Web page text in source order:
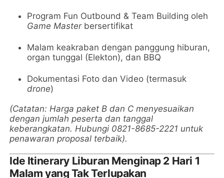
Program Fun Outbound & Team Building oleh
Game Masterbersertifikat
Malam keakraban dengan panggung hiburan,
organ tunggal (Elekton), dan BBQ
Dokumentasi Foto dan Video (termasuk
drone)
(Catatan: Harga paket B dan C menyesuaikan
dengan jumlah peserta dan tanggal
keberangkatan. Hubungi 0821-8685-2221 untuk
penawaran proposal terbaik).
Ide Itinerary Liburan Menginap 2 Hari 1
Malam yang Tak Terlupakan